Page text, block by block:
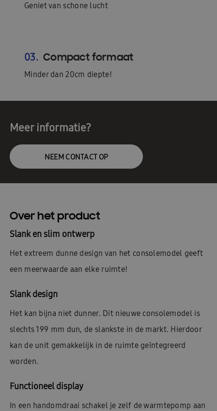
Geniet van schone lucht
03. Compact formaat
Minder dan 20cm diepte!
Meer informatie?
NEEM CONTACT OP
Over het product
Slank en slim ontwerp
Het extreem dunne design van het consolemodel geeft
een meerwaarde aan elke ruimte!
Slank design
Het kan bijna niet dunner. Dit nieuwe consolemodel is
slechts 199 mm dun, de slankste in de markt. Hierdoor
kan de unit gemakkelijk in de ruimte geïntegreerd
worden.
Functioneel display
In een handomdraai schakel je zelf de warmtepomp aan